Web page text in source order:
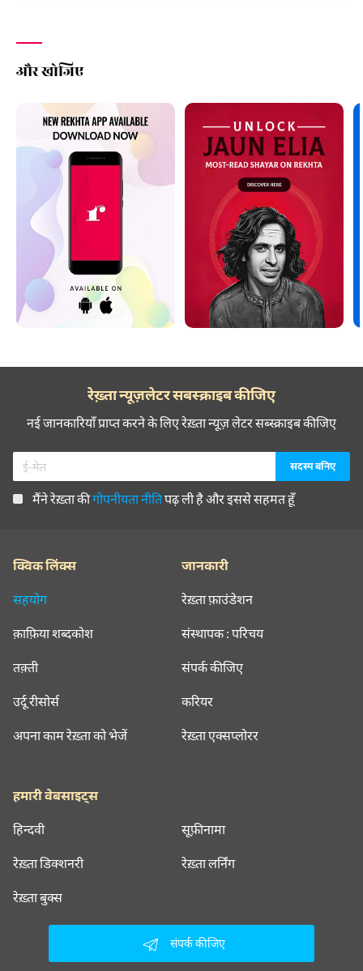
और खोजिए
रेख़्ता न्यूज़लेटर सबस्क्राइब कीजिए
नई जानकारियाँ प्राप्त करने के लिए रेख़्ता न्यूज़ लेटर सब्स्क्राइब कीजिए
मैंने रेख़्ता कीगोपनीयता नीतिपढ़ ली है और इससे सहमत हूँ
क्विक लिंक्स
सहयोग
क़ाफ़िया शब्दकोश
तक़्ती
उर्दू रीसोर्स
अपना काम रेख़्ता को भेजें
जानकारी
रेख़्ता फ़ाउंडेशन
संस्थापक : परिचय
संपर्क कीजिए
करियर
रेख़्ता एक्सप्लोरर
हमारी वेबसाइट्स
हिन्दवी सूफ़ीनामा
रेख़्ता डिक्शनरी रेख़्ता लर्निंग
रेख़्ता बुक्स
संपर्क कीजिए